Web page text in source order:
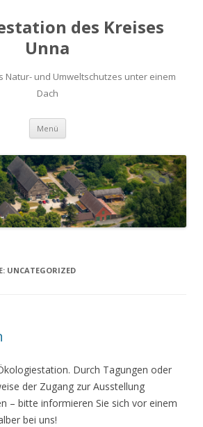
des Kreises
Unna
Natur- und Umweltschutzes unter einem
Dach
Menü Zum
springen
UNCATEGORIZED
Durch Tagungen oder
der Zugang zur Ausstellung
– bitte informieren Sie sich vor einem
bei uns!